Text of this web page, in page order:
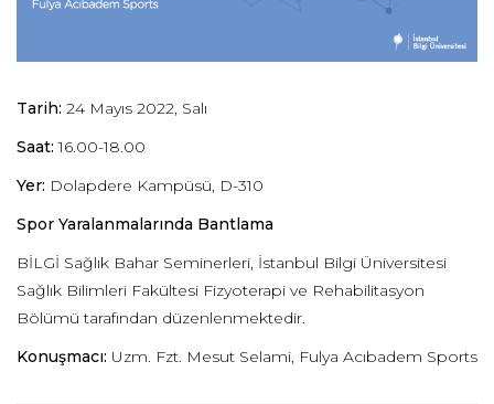
Tarih: 24 Mayıs 2022, Salı
Saat: 16.00-18.00
Yer: Dolapdere Kampüsü, D-310
Spor Yaralanmalarında Bantlama
BİLGİ Sağlık Bahar Seminerleri, İstanbul Bilgi Üniversitesi
Sağlık Bilimleri Fakültesi Fizyoterapi ve Rehabilitasyon
Bölümü tarafından düzenlenmektedir.
Konuşmacı: Uzm. Fzt. Mesut Selami, Fulya Acıbadem Sports